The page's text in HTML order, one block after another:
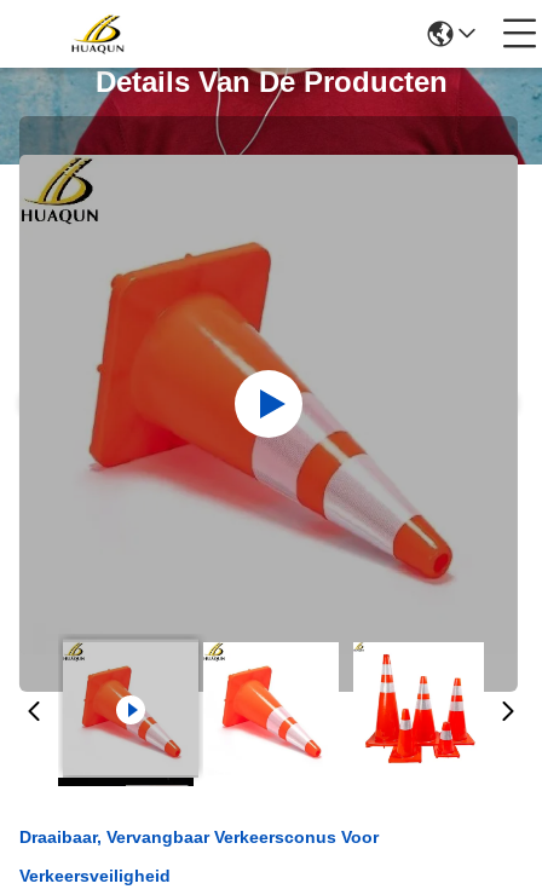
Details Van De Producten
Draaibaar, Vervangbaar Verkeersconus Voor
Verkeersveiligheid